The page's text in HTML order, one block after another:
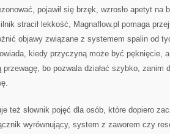
pojawił się brzęk, wzrosło apetyt na
stracił lekkość, Magnaflow.pl pomaga
objawy związane z systemem spalin od
kiedy przyczyną może być pęknięcie,
przewagę, bo pozwala działać szybko, zanim
też słownik pojęć dla osób, które dopiero
wyrównujący, system z zaworem czy